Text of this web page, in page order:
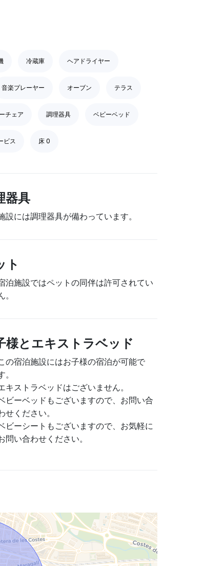
冷蔵庫 ヘアドライヤー
音楽プレーヤー オーブン テラス
チェア 調理器具 ベビーベッド
ビス 床 0
器具
設には調理器具が備わっています。
ト
泊施設ではペットの同伴は許可されてい
様とエキストラベッド
の宿泊施設にはお子様の宿泊が可能で
。
キストラベッドはございません。
ビーベッドもございますので、お問い合
せください。
ビーシートもございますので、お気軽に
問い合わせください。